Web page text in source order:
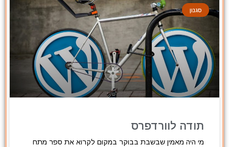
סגנון
תודה לוורדפרס
מי היה מאמין שבשבת בבוקר במקום לקרוא את ספר מתח